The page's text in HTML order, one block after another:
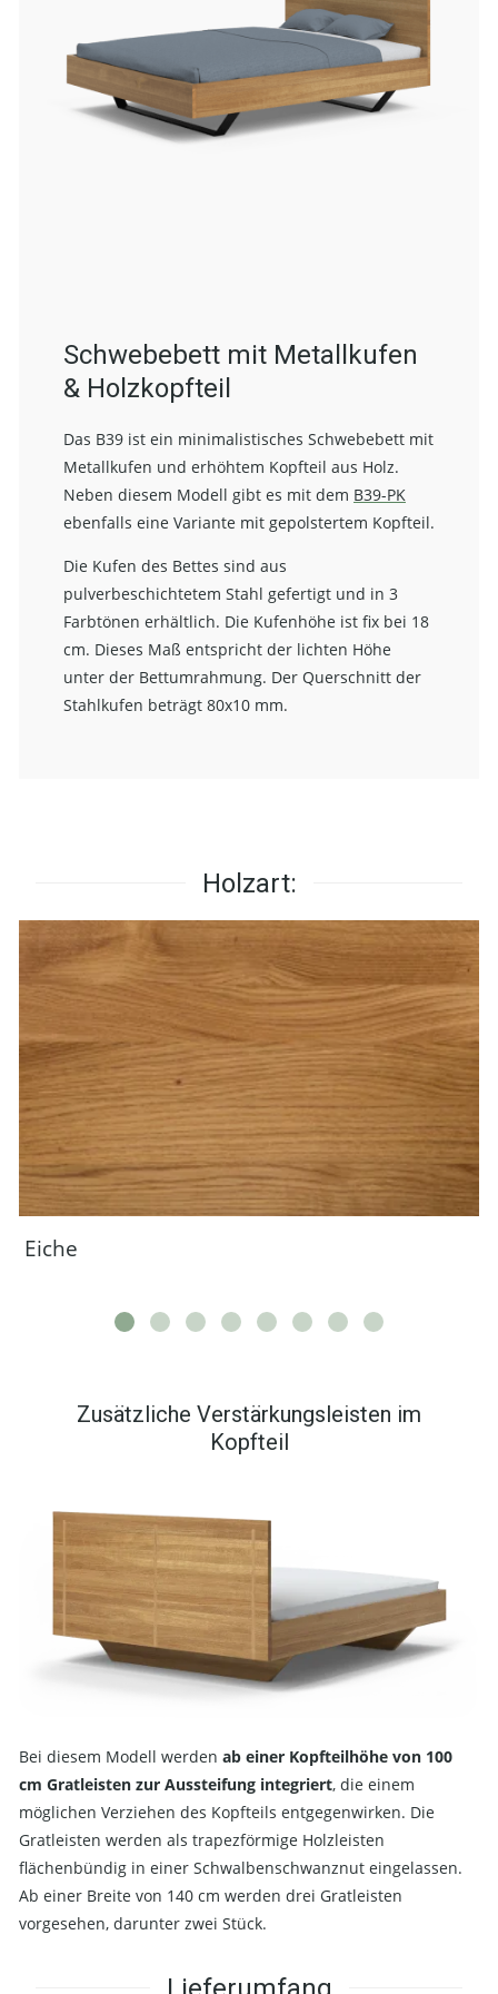
Schwebebett mit Metallkufen
& Holzkopfteil
Das B39 ist ein minimalistisches Schwebebett mit
Metallkufen und erhöhtem Kopfteil aus Holz.
Neben diesem Modell gibt es mit dem B39-PK
ebenfalls eine Variante mit gepolstertem Kopfteil.
Die Kufen des Bettes sind aus
pulverbeschichtetem Stahl gefertigt und in 3
Farbtönen erhältlich. Die Kufenhöhe ist fix bei 18
cm. Dieses Maß entspricht der lichten Höhe
unter der Bettumrahmung. Der Querschnitt der
Stahlkufen beträgt 80x10 mm.
Holzart:
Eiche
Zusätzliche Verstärkungsleisten im
Kopfteil
Bei diesem Modell werden ab einer Kopfteilhöhe von 100
cm Gratleisten zur Aussteifung integriert, die einem
möglichen Verziehen des Kopfteils entgegenwirken. Die
Gratleisten werden als trapezförmige Holzleisten
flächenbündig in einer Schwalbenschwanznut eingelassen.
Ab einer Breite von 140 cm werden drei Gratleisten
vorgesehen, darunter zwei Stück.